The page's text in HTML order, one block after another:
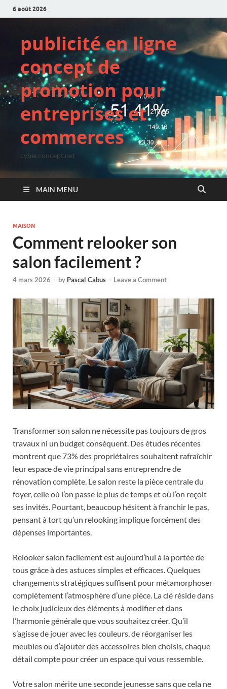
6 août 2026
publicité en ligne
concept de
promotion pour
entreprises et
commerces
cyberconcept.net
MAIN MENU
MAISON
Comment relooker son
salon facilement ?
4 mars 2026 - by Pascal Cabus - Leave a Comment
Transformer son salon ne nécessite pas toujours de gros
travaux ni un budget conséquent. Des études récentes
montrent que 73% des propriétaires souhaitent rafraîchir
leur espace de vie principal sans entreprendre de
rénovation complète. Le salon reste la pièce centrale du
foyer, celle où l’on passe le plus de temps et où l’on reçoit
ses invités. Pourtant, beaucoup hésitent à franchir le pas,
pensant à tort qu’un relooking implique forcément des
dépenses importantes.
Relooker salon facilement est aujourd’hui à la portée de
tous grâce à des astuces simples et efficaces. Quelques
changements stratégiques suffisent pour métamorphoser
complètement l’atmosphère d’une pièce. La clé réside dans
le choix judicieux des éléments à modifier et dans
l’harmonie générale que vous souhaitez créer. Qu’il
s’agisse de jouer avec les couleurs, de réorganiser les
meubles ou d’ajouter des accessoires bien choisis, chaque
détail compte pour créer un espace qui vous ressemble.
Votre salon mérite une seconde jeunesse sans que cela ne